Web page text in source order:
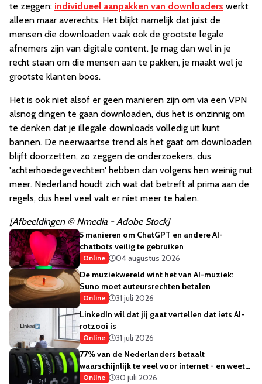
te zeggen: individueel aanpakken van downloaders werkt
alleen maar averechts. Het blijkt namelijk dat juist de
mensen die downloaden vaak ook de grootste legale
afnemers zijn van digitale content. Je mag dan wel in je
recht staan om die mensen aan te pakken, je maakt wel je
grootste klanten boos.
Het is ook niet alsof er geen manieren zijn om via een VPN
alsnog dingen te gaan downloaden, dus het is onzinnig om
te denken dat je illegale downloads volledig uit kunt
bannen. De neerwaartse trend als het gaat om downloaden
blijft doorzetten, zo zeggen de onderzoekers, dus
'achterhoedegevechten' hebben dan volgens hen weinig nut
meer. Nederland houdt zich wat dat betreft al prima aan de
regels, dus heel veel valt er niet meer te halen.
[Afbeeldingen © Nmedia - Adobe Stock]
5 manieren om ChatGPT en andere AI-
chatbots veilig te gebruiken
Online
04 augustus 2026
De muziekwereld wint het van AI-muziek:
Suno moet auteursrechten betalen
Online
31 juli 2026
LinkedIn wil dat jij gaat vertellen dat iets AI-
rotzooi is
Online
31 juli 2026
77% van de Nederlanders betaalt
waarschijnlijk te veel voor internet - en weet
het ook
Online 30 juli 2026